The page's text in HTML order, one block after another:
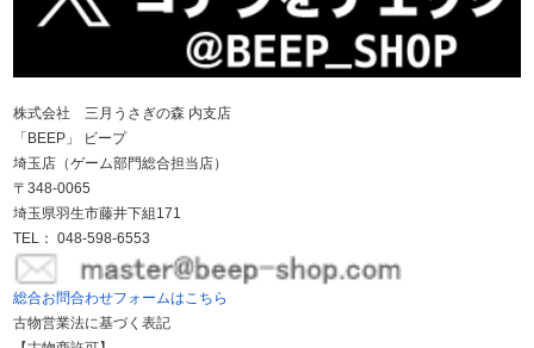
株式会社 三月うさぎの森 内支店
「BEEP」 ビープ
埼玉店（ゲーム部門総合担当店）
〒348-0065
埼玉県羽生市藤井下組171
TEL： 048-598-6553
総合お問合わせフォームはこちら
古物営業法に基づく表記